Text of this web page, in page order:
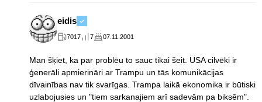
eidis
7017 7 07.11.2001
Man šķiet, ka par problēu to sauc tikai šeit. USA cilvēki ir
ģenerāli apmierināri ar Trampu un tās komunikācijas
dīvainības nav tik svarīgas. Trampa laikā ekonomika ir būtiski
uzlabojusies un "tiem sarkanajiem arī sadevām pa biksēm".